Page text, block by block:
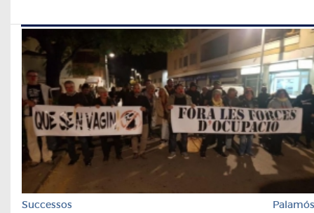
Successos Palamós